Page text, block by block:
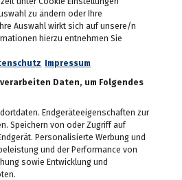
in
zu ändern oder Ihre
Auswahl wirkt sich auf unsere/n
hierzu entnehmen Sie
Impressum
Daten, um Folgendes
Endgeräteeigenschaften zur
Speichern von oder Zugriff auf
Personalisierte Werbung und
und der Performance von
sowie Entwicklung und